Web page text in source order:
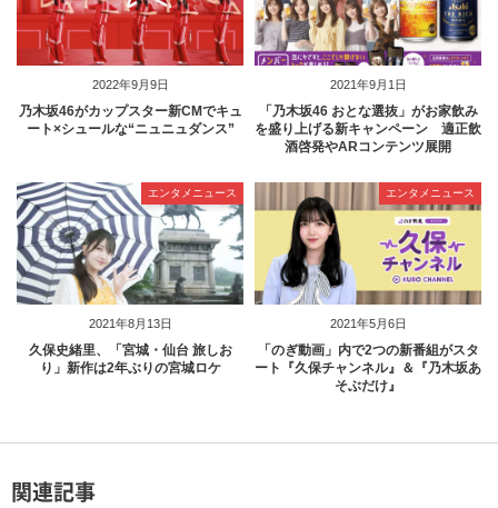
2022年9月9日
乃木坂46がカップスター新CMでキュ
ート×シュールな“ニュニュダンス”
2021年9月1日
「乃木坂46 おとな選抜」がお家飲み
を盛り上げる新キャンペーン 適正飲
酒啓発やARコンテンツ展開
2021年8月13日
エンタメニュース
久保史緒里、「宮城・仙台 旅しお
り」新作は2年ぶりの宮城ロケ
2021年5月6日
エンタメニュース
「のぎ動画」内で2つの新番組がスタ
ート『久保チャンネル』＆『乃木坂あ
そぶだけ』
関連記事